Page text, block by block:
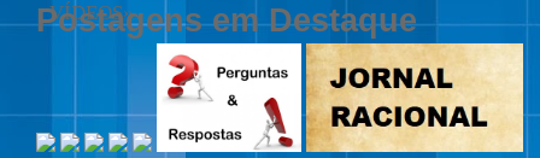
VÍDEOS»
Postagens em Destaque